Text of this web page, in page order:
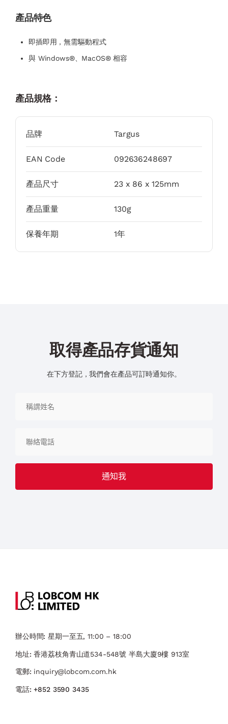
產品特色
即插即用，無需驅動程式
與 Windows®、MacOS® 相容
產品規格：
品牌 Targus
EAN Code 092636248697
產品尺寸 23 x 86 x 125mm
產品重量 130g
保養年期 1年
取得產品存貨通知
在下方登記，我們會在產品可訂時通知你。
辦公時間: 星期一至五, 11:00 – 18:00
地址: 香港荔枝角青山道534-548號 ​半島大廈9樓 913室
電郵: inquiry@lobcom.com.hk
電話:+852 3590 3435